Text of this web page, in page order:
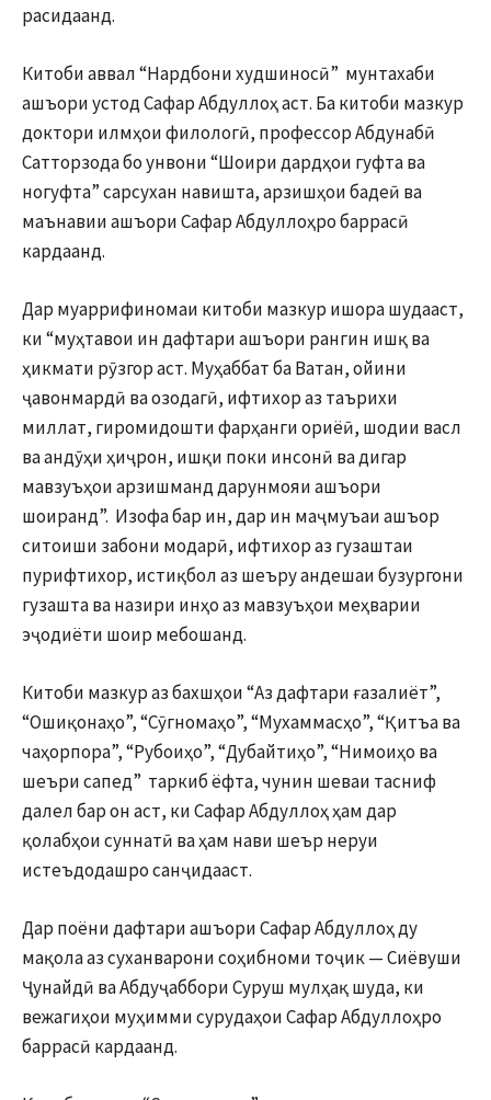
расидаанд.
Китоби аввал “Нардбони худшиносӣ” мунтахаби
ашъори устод Сафар Абдуллоҳ аст. Ба китоби мазкур
доктори илмҳои филологӣ, профессор Абдунабӣ
Сатторзода бо унвони “Шоири дардҳои гуфта ва
ногуфта” сарсухан навишта, арзишҳои бадеӣ ва
маънавии ашъори Сафар Абдуллоҳро баррасӣ
кардаанд.
Дар муаррифиномаи китоби мазкур ишора шудааст,
ки “муҳтавои ин дафтари ашъори рангин ишқ ва
ҳикмати рӯзгор аст. Муҳаббат ба Ватан, ойини
ҷавонмардӣ ва озодагӣ, ифтихор аз таърихи
миллат, гиромидошти фарҳанги ориёӣ, шодии васл
ва андӯҳи ҳиҷрон, ишқи поки инсонӣ ва дигар
мавзуъҳои арзишманд дарунмояи ашъори
шоиранд”. Изофа бар ин, дар ин маҷмуъаи ашъор
ситоиши забони модарӣ, ифтихор аз гузаштаи
пурифтихор, истиқбол аз шеъру андешаи бузургони
гузашта ва назири инҳо аз мавзуъҳои меҳварии
эҷодиёти шоир мебошанд.
Китоби мазкур аз бахшҳои “Аз дафтари ғазалиёт”,
“Ошиқонаҳо”, “Сӯгномаҳо”, “Мухаммасҳо”, “Қитъа ва
чаҳорпора”, “Рубоиҳо”, “Дубайтиҳо”, “Нимоиҳо ва
шеъри сапед” таркиб ёфта, чунин шеваи тасниф
далел бар он аст, ки Сафар Абдуллоҳ ҳам дар
қолабҳои суннатӣ ва ҳам нави шеър неруи
истеъдодашро санҷидааст.
Дар поёни дафтари ашъори Сафар Абдуллоҳ ду
мақола аз суханварони соҳибноми тоҷик — Сиёвуши
Ҷунайдӣ ва Абдуҷаббори Суруш мулҳақ шуда, ки
вежагиҳои муҳимми сурудаҳои Сафар Абдуллоҳро
баррасӣ кардаанд.